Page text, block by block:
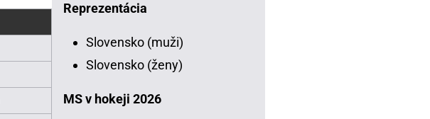
Reprezentácia
Slovensko (muži)
Slovensko (ženy)
MS v hokeji 2026